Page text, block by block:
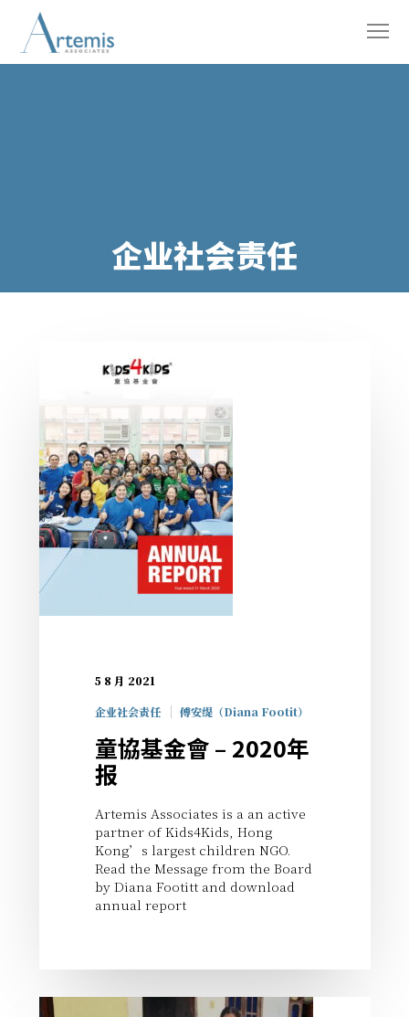
企业社会责任
5 8 月 2021
企业社会责任
傅安缇（Diana Footit）
童協基金會 – 2020年
报
Artemis Associates is a an active
partner of Kids4Kids, Hong
Kong’s largest children NGO.
Read the Message from the Board
by Diana Footitt and download
annual report